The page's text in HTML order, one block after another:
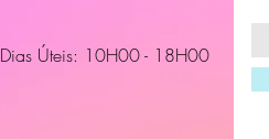
Dias Úteis: 10H00 - 18H00